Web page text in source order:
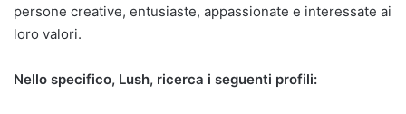
persone creative, entusiaste, appassionate e interessate ai
loro valori.
Nello specifico, Lush, ricerca i seguenti profili: